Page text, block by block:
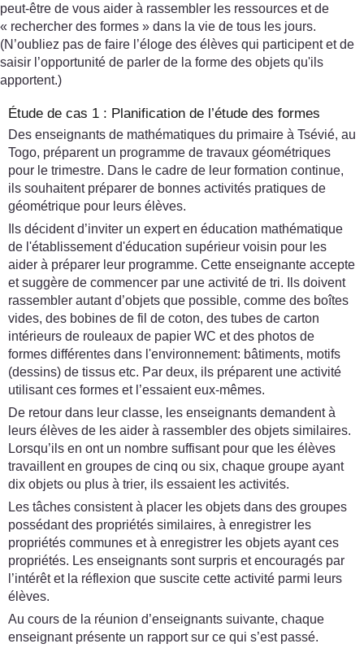
peut-être de vous aider à rassembler les ressources et de
« rechercher des formes » dans la vie de tous les jours.
(N’oubliez pas de faire l’éloge des élèves qui participent et de
saisir l’opportunité de parler de la forme des objets qu'ils
apportent.)
Étude de cas 1 : Planification de l’étude des formes
Des enseignants de mathématiques du primaire à Tsévié, au
Togo, préparent un programme de travaux géométriques
pour le trimestre. Dans le cadre de leur formation continue,
ils souhaitent préparer de bonnes activités pratiques de
géométrique pour leurs élèves.
Ils décident d’inviter un expert en éducation mathématique
de l'établissement d'éducation supérieur voisin pour les
aider à préparer leur programme. Cette enseignante accepte
et suggère de commencer par une activité de tri. Ils doivent
rassembler autant d’objets que possible, comme des boîtes
vides, des bobines de fil de coton, des tubes de carton
intérieurs de rouleaux de papier WC et des photos de
formes différentes dans l'environnement: bâtiments, motifs
(dessins) de tissus etc. Par deux, ils préparent une activité
utilisant ces formes et l’essaient eux-mêmes.
De retour dans leur classe, les enseignants demandent à
leurs élèves de les aider à rassembler des objets similaires.
Lorsqu’ils en ont un nombre suffisant pour que les élèves
travaillent en groupes de cinq ou six, chaque groupe ayant
dix objets ou plus à trier, ils essaient les activités.
Les tâches consistent à placer les objets dans des groupes
possédant des propriétés similaires, à enregistrer les
propriétés communes et à enregistrer les objets ayant ces
propriétés. Les enseignants sont surpris et encouragés par
l’intérêt et la réflexion que suscite cette activité parmi leurs
élèves.
Au cours de la réunion d’enseignants suivante, chaque
enseignant présente un rapport sur ce qui s’est passé.